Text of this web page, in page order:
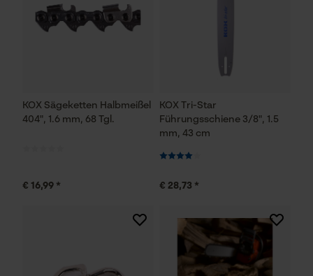
KOX Sägeketten Halbmeißel
404", 1.6 mm, 68 Tgl.
€ 16,99 *
KOX Tri-Star
Führungsschiene 3/8", 1.5
mm, 43 cm
€ 28,73 *